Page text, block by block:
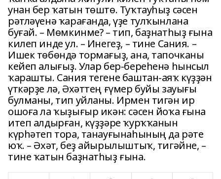
унан бер ҡатын төштө. Туҡтауһыҙ сәсен
рәтләүенә ҡарағанда, үҙе тулҡынлана
буғай. – Мөмкинме? – тип, баҙнатһыҙ ғына
килеп инде ул. – Инегеҙ, – тине Сания. –
Ишек төбөндә тормағыҙ, ана, тапочканы
кейеп алығыҙ. Улар бер-береһенә һынсыл
ҡарашты. Сания тегене баштан-аяҡ күҙҙән
үткәрҙе лә, Әхәттең ғүмер буйы зауығы
булманы, тип уйланы. Ирмен тигән ир
ошоға ла ҡыҙығыр икән: сәсен йоҡа ғына
итеп алдырған, күҙҙәре ҡурҡҡанын
күрһәтеп тора, танауғынаһының да рәте
юҡ. – Әхәт, беҙ айырылыштыҡ, тигәйне, –
тине ҡатын баҙнатһыҙ ғына.